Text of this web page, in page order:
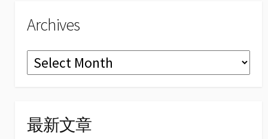
Archives
Archives
最新文章